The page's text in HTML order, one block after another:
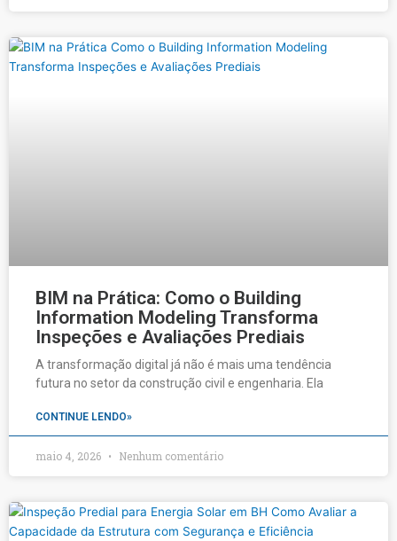
BIM na Prática: Como o Building
Information Modeling Transforma
Inspeções e Avaliações Prediais
A transformação digital já não é mais uma tendência
futura no setor da construção civil e engenharia. Ela
CONTINUE LENDO»
maio 4, 2026 Nenhum comentário